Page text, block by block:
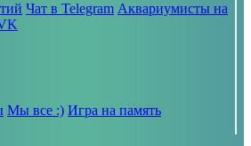
Чат в Telegram Аквариумисты на
Мы все :) Игра на память